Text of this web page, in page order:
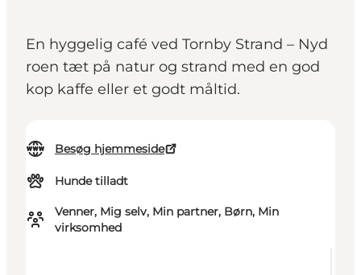
En hyggelig café ved Tornby Strand – Nyd
roen tæt på natur og strand med en god
kop kaffe eller et godt måltid.
Besøg hjemmeside
Hunde tilladt
Venner, Mig selv, Min partner, Børn, Min
virksomhed